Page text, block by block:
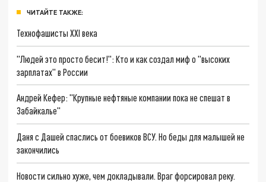
ЧИТАЙТЕ ТАКЖЕ:
Технофашисты XXI века
"Людей это просто бесит!": Кто и как создал миф о "высоких
зарплатах" в России
Андрей Кефер: "Крупные нефтяные компании пока не спешат в
Забайкалье"
Даня с Дашей спаслись от боевиков ВСУ. Но беды для малышей не
закончились
Новости сильно хуже, чем докладывали. Враг форсировал реку.